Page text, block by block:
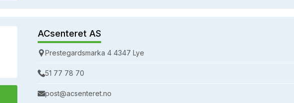
ACsenteret AS
Prestegardsmarka 4 4347 Lye
51 77 78 70
post@acsenteret.no